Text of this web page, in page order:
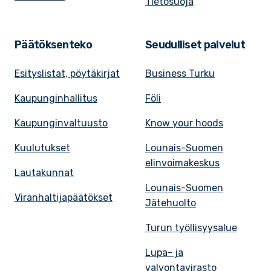
Päätöksenteko
Esityslistat, pöytäkirjat
Kaupunginhallitus
Kaupunginvaltuusto
Kuulutukset
Lautakunnat
Viranhaltijapäätökset
Seudulliset palvelut
Business Turku
Föli
Know your hoods
Lounais-Suomen
elinvoimakeskus
Lounais-Suomen
Jätehuolto
Turun työllisyysalue
Lupa- ja
valvontavirasto